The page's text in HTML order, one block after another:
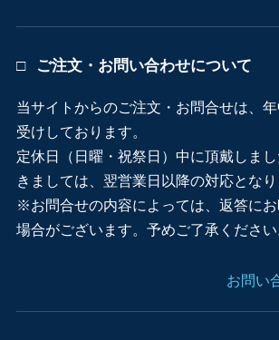
ご注文・お問い合わせについて
当サイトからのご注文・お問合せは、
受けしております。
定休日（日曜・祝祭日）中に頂戴しま
きましては、翌営業日以降の対応となり
※お問合せの内容によっては、返答にお
場合がございます。予めご了承ください
お問い